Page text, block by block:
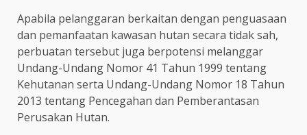
Apabila pelanggaran berkaitan dengan penguasaan
dan pemanfaatan kawasan hutan secara tidak sah,
perbuatan tersebut juga berpotensi melanggar
Undang-Undang Nomor 41 Tahun 1999 tentang
Kehutanan serta Undang-Undang Nomor 18 Tahun
2013 tentang Pencegahan dan Pemberantasan
Perusakan Hutan.